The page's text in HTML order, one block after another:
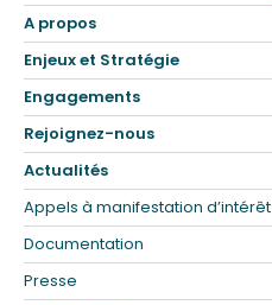
A propos
Enjeux et Stratégie
Engagements
Rejoignez-nous
Actualités
Appels à manifestation d’intérêt
Documentation
Presse